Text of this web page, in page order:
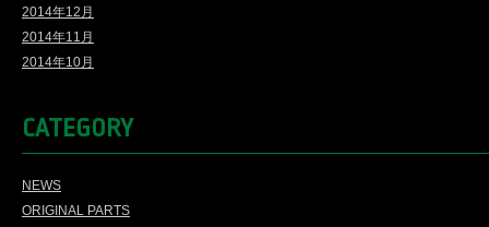
2014年12月
2014年11月
2014年10月
CATEGORY
NEWS
ORIGINAL PARTS